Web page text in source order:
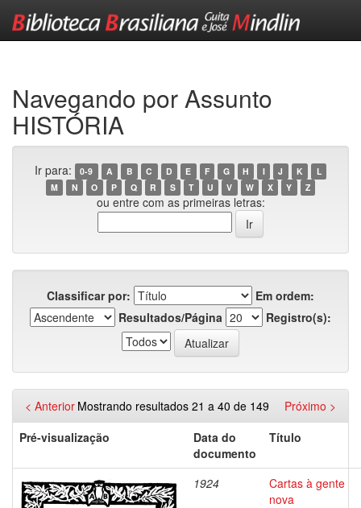
Navegando por Assunto
HISTÓRIA
Ir para: 0-9 A B C D E F G H I J K
L
M
N O P Q R S T U V W X Y Z
ou entre com as primeiras letras:
Classificar por:
Em ordem:
Resultados/Página
Registro(s):
Mostrando resultados 21 a 40 de 149
< Anterior
Próximo >
Pré-visualização
Data do
documento
Título
1924
Cartas à gente
nova